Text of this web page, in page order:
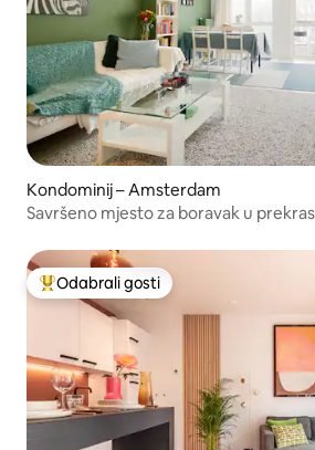
Kondominij – Amsterdam
Savršeno mjesto za boravak u
Među najviše rangiranima s oznakom
Odabrali gosti